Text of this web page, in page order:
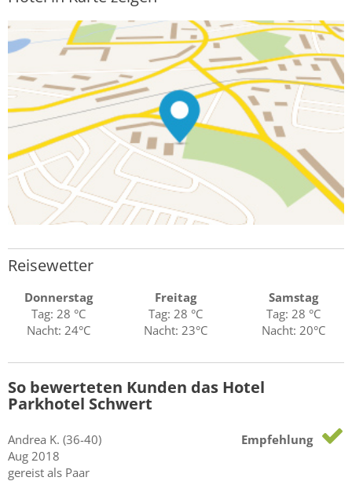
Reisewetter
Donnerstag
Tag: 28 °C
Nacht: 24°C
Freitag
Tag: 28 °C
Nacht: 23°C
Samstag
Tag: 28 °C
Nacht: 20°C
So bewerteten Kunden das Hotel
Parkhotel Schwert
Andrea K. (36-40)
Aug 2018
gereist als Paar
Empfehlung